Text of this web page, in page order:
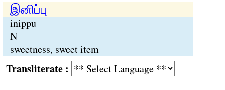
இனிப்பு
inippu
N
sweetness, sweet item
: